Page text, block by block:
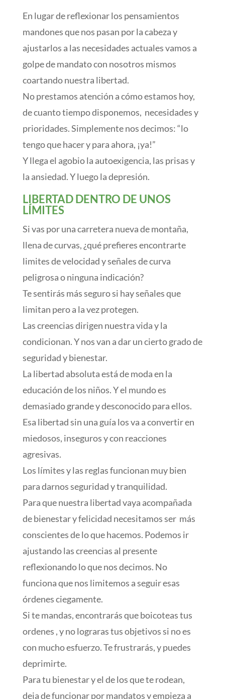
En lugar de reflexionar los pensamientos
mandones que nos pasan por la cabeza y
ajustarlos a las necesidades actuales vamos a
golpe de mandato con nosotros mismos
coartando nuestra libertad.
No prestamos atención a cómo estamos hoy,
de cuanto tiempo disponemos, necesidades y
prioridades. Simplemente nos decimos: “lo
tengo que hacer y para ahora, ¡ya!”
Y llega el agobio la autoexigencia, las prisas y
la ansiedad. Y luego la depresión.
LIBERTAD DENTRO DE UNOS
LÍMITES
Si vas por una carretera nueva de montaña,
llena de curvas, ¿qué prefieres encontrarte
limites de velocidad y señales de curva
peligrosa o ninguna indicación?
Te sentirás más seguro si hay señales que
limitan pero a la vez protegen.
Las creencias dirigen nuestra vida y la
condicionan. Y nos van a dar un cierto grado de
seguridad y bienestar.
La libertad absoluta está de moda en la
educación de los niños. Y el mundo es
demasiado grande y desconocido para ellos.
Esa libertad sin una guía los va a convertir en
miedosos, inseguros y con reacciones
agresivas.
Los límites y las reglas funcionan muy bien
para darnos seguridad y tranquilidad.
Para que nuestra libertad vaya acompañada
de bienestar y felicidad necesitamos ser más
conscientes de lo que hacemos. Podemos ir
ajustando las creencias al presente
reflexionando lo que nos decimos. No
funciona que nos limitemos a seguir esas
órdenes ciegamente.
Si te mandas, encontrarás que boicoteas tus
ordenes , y no lograras tus objetivos si no es
con mucho esfuerzo. Te frustrarás, y puedes
deprimirte.
Para tu bienestar y el de los que te rodean,
deja de funcionar por mandatos y empieza a